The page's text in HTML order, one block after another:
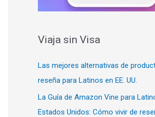
Viaja sin Visa
Las mejores alternativas de
reseña para Latinos en EE. UU.
La Guía de Amazon Vine para
Estados Unidos: Cómo vivir de